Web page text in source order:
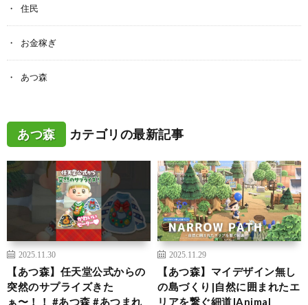
住民
お金稼ぎ
あつ森
あつ森 カテゴリの最新記事
2025.11.30
【あつ森】任天堂公式からの
突然のサプライズきた
ぁ〜！！ #あつ森 #あつまれ
2025.11.29
【あつ森】マイデザイン無し
の島づくり|自然に囲まれたエ
リアを繋ぐ細道|Animal